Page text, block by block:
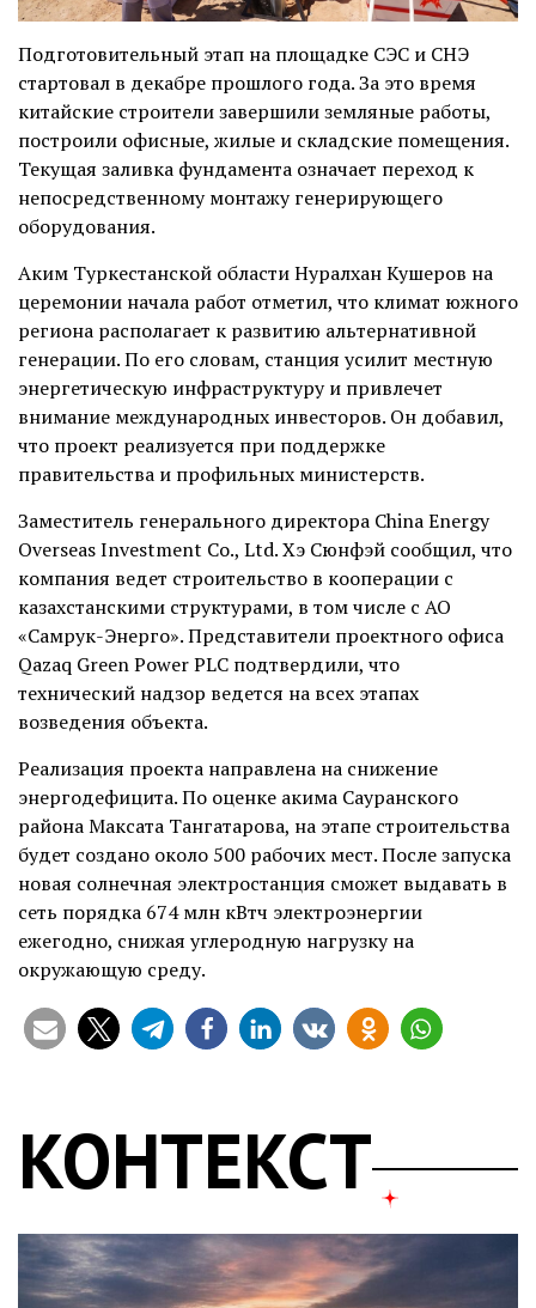
Подготовительный этап на площадке СЭС и СНЭ
стартовал в декабре прошлого года. За это время
китайские строители завершили земляные работы,
построили офисные, жилые и складские помещения.
Текущая заливка фундамента означает переход к
непосредственному монтажу генерирующего
оборудования.
Аким Туркестанской области Нуралхан Кушеров на
церемонии начала работ отметил, что климат южного
региона располагает к развитию альтернативной
генерации. По его словам, станция усилит местную
энергетическую инфраструктуру и привлечет
внимание международных инвесторов. Он добавил,
что проект реализуется при поддержке
правительства и профильных министерств.
Заместитель генерального директора China Energy
Overseas Investment Co., Ltd. Хэ Сюнфэй сообщил, что
компания ведет строительство в кооперации с
казахстанскими структурами, в том числе с АО
«Самрук-Энерго». Представители проектного офиса
Qazaq Green Power PLC подтвердили, что
технический надзор ведется на всех этапах
возведения объекта.
Реализация проекта направлена на снижение
энергодефицита. По оценке акима Сауранского
района Максата Тангатарова, на этапе строительства
будет создано около 500 рабочих мест. После запуска
новая солнечная электростанция сможет выдавать в
сеть порядка 674 млн кВтч электроэнергии
ежегодно, снижая углеродную нагрузку на
окружающую среду.
КОНТЕКСТ